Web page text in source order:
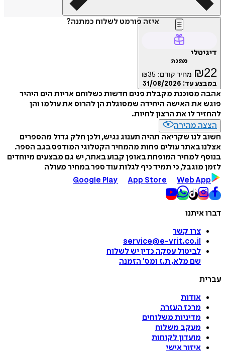
איזה פורמט לשלוח כמתנה?
דיגיטלי
מתנה
₪22 מחיר קודם: ₪35
במבצע עד: 31/08/2026
אהבה מסוכנת מקבלת פנים חדשות כשלוחם אריות הים היהיר
פוגש את האישה היחידה שמסוגלת הן להרוס את עולמו והן
להחזיר לו את הרצון לחיות.
הצצה מהירה
חשוב לנו שקריאה תהיה תענוג נגיש, ולכן חלק גדול מהספרים
אצלנו באתר עולים פחות מהמחיר הקטלוגי המודפס בגב הספר.
בנוסף למחיר המופחת באופן קבוע באתר, יש גם מבצעים מיוחדים
לזמן מוגבל, כי תמיד כיף לגלות עוד ספר במחיר מעולה
Google Play
App Store Web App
דברו איתנו
צרו קשר
service@e-vrit.co.il
לביטול עסקה כדין יש לשלוח
שם מלא, ת.ז ומס' הזמנה
עברית
אודות
מרכז העזרה
מדיניות משלוחים
מעקב משלוח
מועדון לקוחות
איזור אישי